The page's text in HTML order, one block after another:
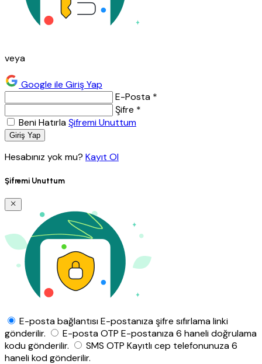
veya
Google ile Giriş Yap
E-Posta *
Şifre *
Beni HatırlaŞifremi Unuttum
Giriş Yap
Hesabınız yok mu? Kayıt Ol
Şifremi Unuttum
E-posta bağlantısıE-postanıza şifre sıfırlama linki
gönderilir.
E-posta OTP E-postanıza 6 haneli doğrulama
kodu gönderilir.
SMS OTP Kayıtlı cep telefonunuza 6
haneli kod gönderilir.